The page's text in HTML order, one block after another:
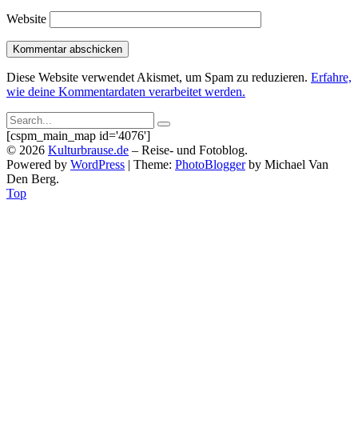
Website
Diese Website verwendet Akismet, um Spam zu reduzieren. Erfahre,
wie deine Kommentardaten verarbeitet werden.
Search
for:
Search
[cspm_main_map id='4076']
© 2026 Kulturbrause.de – Reise- und Fotoblog.
Powered by WordPress | Theme: PhotoBloggerby Michael Van
Den Berg.
Top